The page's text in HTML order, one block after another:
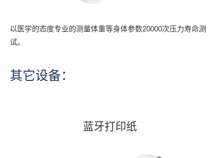
以医学的态度专业的测量体重等身体参数20000次压力寿命测
试。
其它设备：
蓝牙打印纸